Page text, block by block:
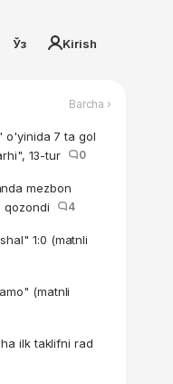
Ўз Kirish
Barcha ›
o'yinida 7 ta gol
13-tur
0
mezbon
qozondi
4
1:0 (matnli
(matnli
ilk taklifni rad